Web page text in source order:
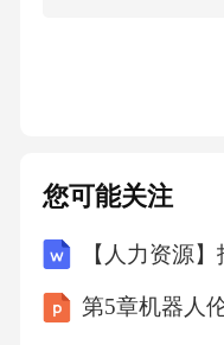
乙方与食材供应
交接手续，确保
后，乙方按照本协
违约责任1.甲方违
定提供真实资料、
您可能关注
第5章机器人